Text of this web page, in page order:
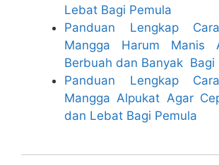
Lebat Bagi Pemula
Panduan Lengkap
Mangga Harum Manis
Berbuah dan Banyak Bagi
Panduan Lengkap
Mangga Alpukat Agar
dan Lebat Bagi Pemula